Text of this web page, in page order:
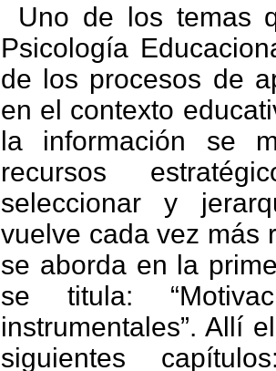
Uno de los temas
Psicología
de los procesos de
en el contexto
la información se
recursos
seleccionar y
vuelve cada vez más
se aborda en la
se titula:
instrumentales”. Allí
siguientes